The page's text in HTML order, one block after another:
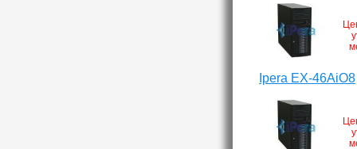
Ipera EX-46AiO8